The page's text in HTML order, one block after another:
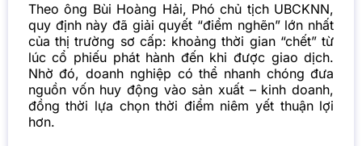
Theo ông Bùi Hoàng Hải, Phó chủ tịch UBCKNN,
quy định này đã giải quyết “điểm nghẽn” lớn nhất
của thị trường sơ cấp: khoảng thời gian “chết” từ
lúc cổ phiếu phát hành đến khi được giao dịch.
Nhờ đó, doanh nghiệp có thể nhanh chóng đưa
nguồn vốn huy động vào sản xuất – kinh doanh,
đồng thời lựa chọn thời điểm niêm yết thuận lợi
hơn.